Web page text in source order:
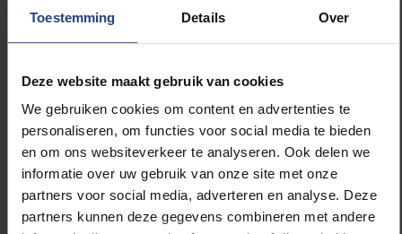
Toestemming Details Over
Deze website maakt gebruik van cookies
We gebruiken cookies om content en advertenties te
personaliseren, om functies voor social media te bieden
en om ons websiteverkeer te analyseren. Ook delen we
informatie over uw gebruik van onze site met onze
partners voor social media, adverteren en analyse. Deze
partners kunnen deze gegevens combineren met andere
in het leven werd geroepen.
Win een boek
E-mail naarmarcom@vub.been maak kans op een
gratis exemplaar. Niet gewonnen? Dan je het boek
ook online bestellen viainfo@aspeditions.be.